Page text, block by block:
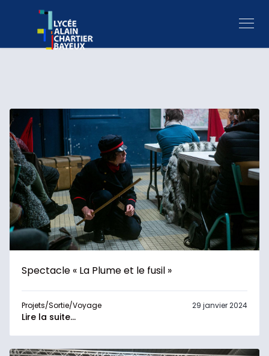
Spectacle « La Plume et le fusil »
Projets/Sortie/Voyage 29 janvier 2024
Lire la suite...